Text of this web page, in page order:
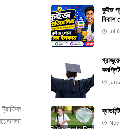
কুইজ
বিকাশ
Jul
Jan